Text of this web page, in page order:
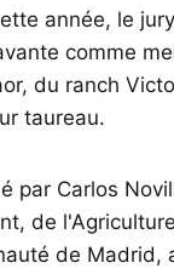
année, le
comme
du ranch
taureau.
par Carlos
de
de Madrid,